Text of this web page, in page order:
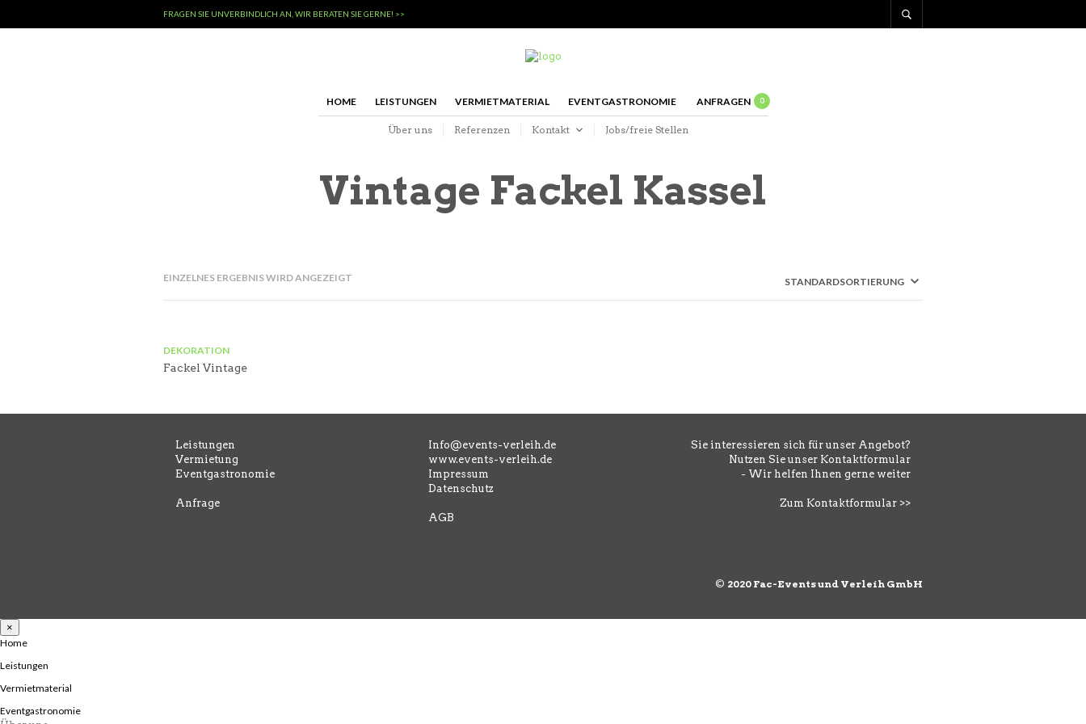
FRAGEN SIE UNVERBINDLICH AN, WIR BERATEN SIE GERNE! >>
HOME LEISTUNGEN VERMIETMATERIAL EVENTGASTRONOMIE ANFRAGEN 0
Über uns Referenzen Kontakt Jobs/freie Stellen
Vintage Fackel Kassel
EINZELNES ERGEBNIS WIRD ANGEZEIGT
DEKORATION
Fackel Vintage
Leistungen
Vermietung
Eventgastronomie
Anfrage
Info@events-verleih.de
www.events-verleih.de
Impressum
Datenschutz
AGB
Sie interessieren sich für unser Angebot?
Nutzen Sie unser Kontaktformular
- Wir helfen Ihnen gerne weiter
Zum Kontaktformular >>
© 2020 Fac-Events und Verleih GmbH
×
Home
Leistungen
Vermietmaterial
Eventgastronomie